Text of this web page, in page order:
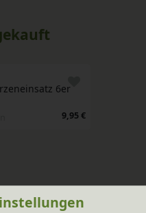
6er
9,95 €